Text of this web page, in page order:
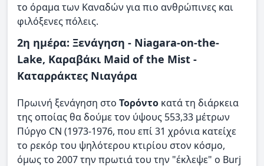
το όραμα των Καναδών για πιο ανθρώπινες και
φιλόξενες πόλεις.
2η ημέρα: Ξενάγηση - Niagara-on-the-
Lake, Καραβάκι Maid of the Mist -
Καταρράκτες Νιαγάρα
Πρωινή ξενάγηση στο Τορόντο κατά τη διάρκεια
της οποίας θα δούμε τον ύψους 553,33 μέτρων
Πύργο CN (1973-1976, που επί 31 χρόνια κατείχε
το ρεκόρ του ψηλότερου κτιρίου στον κόσμο,
όμως το 2007 την πρωτιά του την "έκλεψε" ο Burj